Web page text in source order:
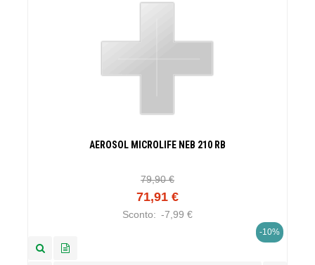
AEROSOL MICROLIFE NEB 210 RB
79,90 €
71,91 €
Sconto: -7,99 €
-10%